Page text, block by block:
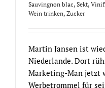
Sauvingnon blac, Sekt,
Wein trinken, Zucker
Martin Jansen ist
Niederlande. Dort
Marketing-Man jetzt
Werbetrommel für